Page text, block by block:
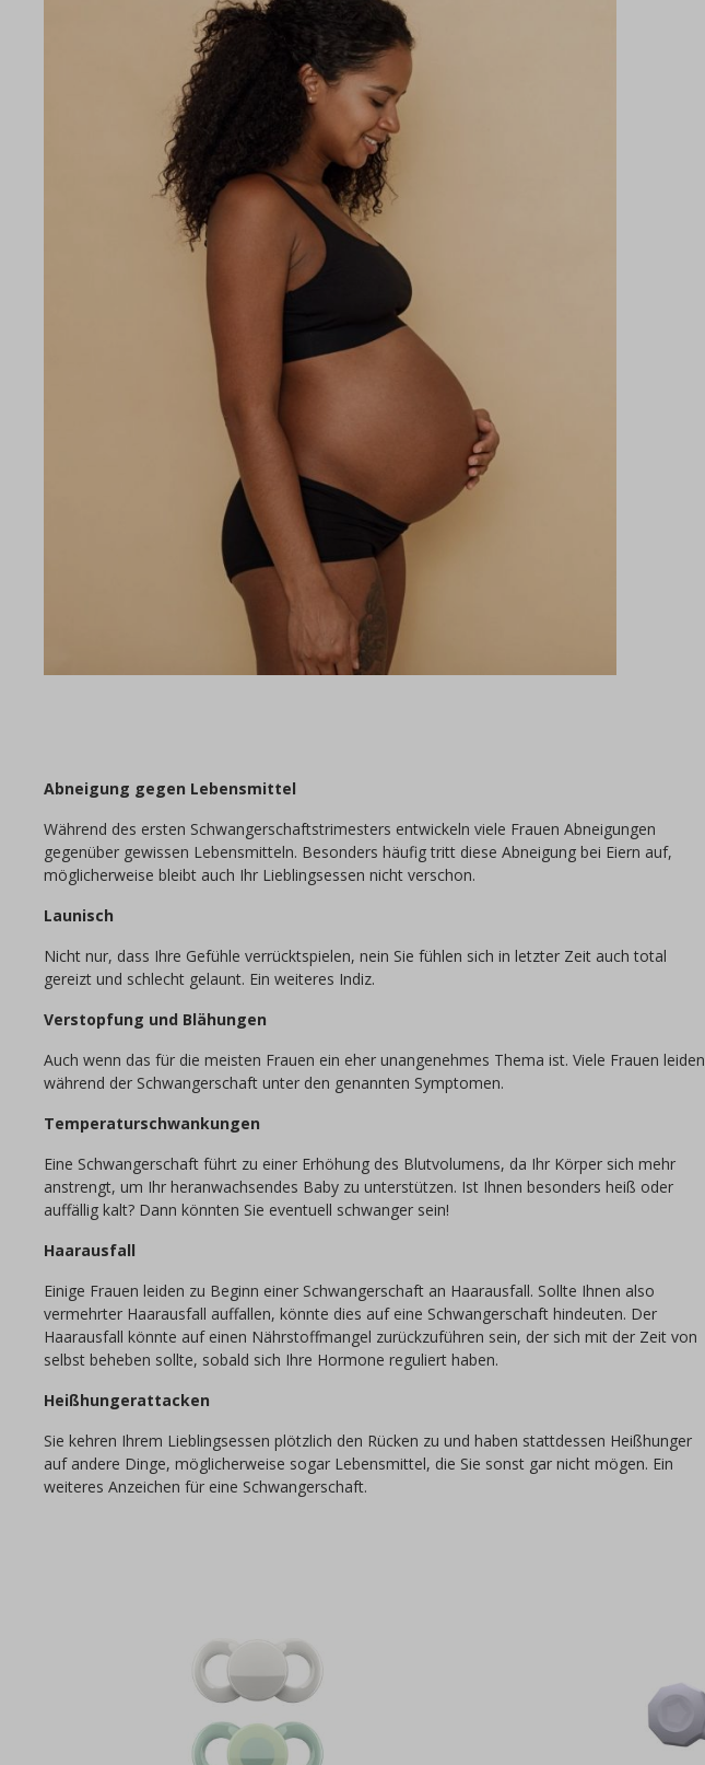
Abneigung gegen Lebensmittel
Während des ersten Schwangerschaftstrimesters entwickeln viele Frauen Abneigungen
gegenüber gewissen Lebensmitteln. Besonders häufig tritt diese Abneigung bei Eiern auf,
möglicherweise bleibt auch Ihr Lieblingsessen nicht verschon.
Launisch
Nicht nur, dass Ihre Gefühle verrücktspielen, nein Sie fühlen sich in letzter Zeit auch total
gereizt und schlecht gelaunt. Ein weiteres Indiz.
Verstopfung und Blähungen
Auch wenn das für die meisten Frauen ein eher unangenehmes Thema ist. Viele Frauen leiden
während der Schwangerschaft unter den genannten Symptomen.
Temperaturschwankungen
Eine Schwangerschaft führt zu einer Erhöhung des Blutvolumens, da Ihr Körper sich mehr
anstrengt, um Ihr heranwachsendes Baby zu unterstützen. Ist Ihnen besonders heiß oder
auffällig kalt? Dann könnten Sie eventuell schwanger sein!
Haarausfall
Einige Frauen leiden zu Beginn einer Schwangerschaft an Haarausfall. Sollte Ihnen also
vermehrter Haarausfall auffallen, könnte dies auf eine Schwangerschaft hindeuten. Der
Haarausfall könnte auf einen Nährstoffmangel zurückzuführen sein, der sich mit der Zeit von
selbst beheben sollte, sobald sich Ihre Hormone reguliert haben.
Heißhungerattacken
Sie kehren Ihrem Lieblingsessen plötzlich den Rücken zu und haben stattdessen Heißhunger
auf andere Dinge, möglicherweise sogar Lebensmittel, die Sie sonst gar nicht mögen. Ein
weiteres Anzeichen für eine Schwangerschaft.